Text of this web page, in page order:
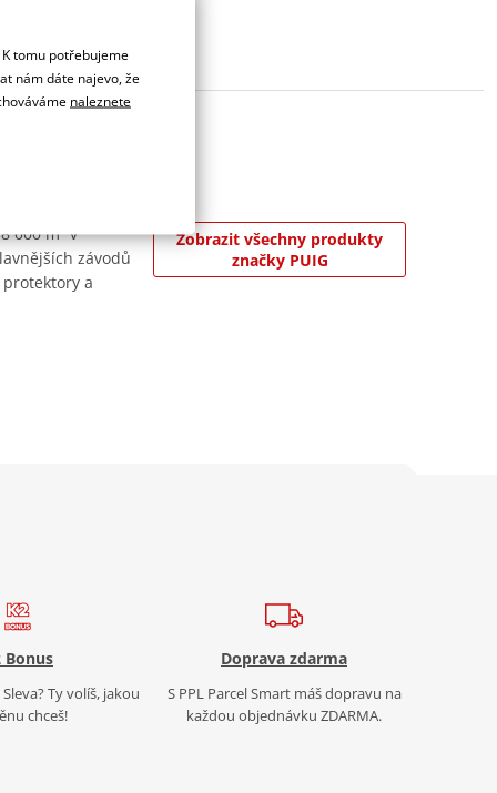
000 m² v
závodů
a
Zobrazit všechny produkty
značky PUIG
Bonus
Ty volíš, jakou
chceš!
Doprava zdarma
S PPL Parcel Smart máš dopravu na
každou objednávku ZDARMA.
tomu potřebujeme
nám dáte najevo, že
naleznete